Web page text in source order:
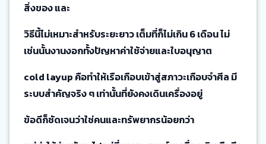
สิ่งของ และ
วิธีนี้ไม่เหมาะสำหรับระยะยาว เต็มที่ก็ไม่เกิน 6 เดือน ไม่
เช่นนั้นงานงอกทั้งปัญหาค่าใช้จ่ายและใบอนุญาต
cold layup คือทำให้เรือเกือบเข้าสู่สภาวะเกือบจำศีล มี
ระบบสำคัญจริง ๆ เท่านั้นที่ยังคงเดินเครื่องอยู่
ข้อดีก็ชัดเจนว่าใช่คนและทรัพยากรน้อยกว่า